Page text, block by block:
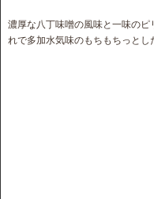
濃厚な八丁味噌の風味と一味の
れで多加水気味のもちもちっとし